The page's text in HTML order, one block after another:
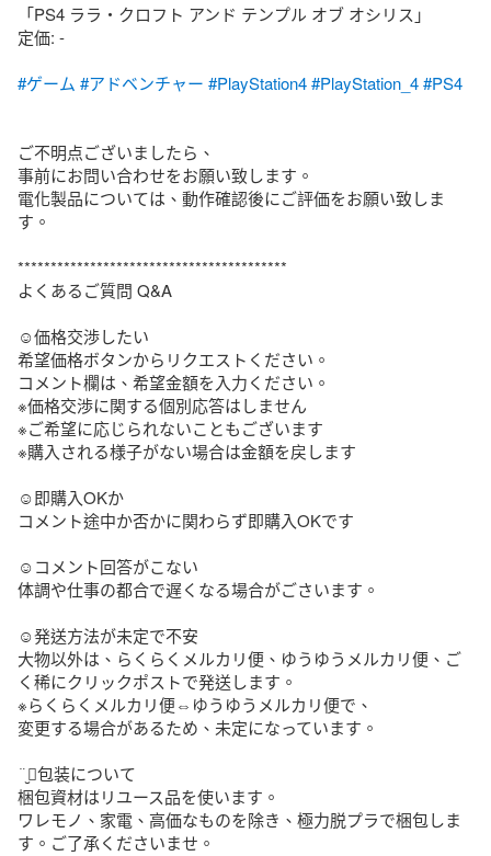
「PS4 ララ・クロフト アンド テンプル オブ オシリス」
定価: -
#ゲーム #アドベンチャー #PlayStation4#PlayStation_4#PS4
ご不明点ございましたら、
事前にお問い合わせをお願い致します。
電化製品については、動作確認後にご評価をお願い致しま
す。
*****************************************
よくあるご質問 Q&A
☺︎価格交渉したい
希望価格ボタンからリクエストください。
コメント欄は、希望金額を入力ください。
※価格交渉に関する個別応答はしません
※ご希望に応じられないこともございます
※購入される様子がない場合は金額を戻します
‪︎‬‪︎☺︎即購入OKか
コメント途中か否かに関わらず即購入OKです
‪︎‬‪︎☺︎コメント回答がこない
体調や仕事の都合で遅くなる場合がごさいます。
‪︎‬‪︎☺︎発送方法が未定で不安
大物以外は、らくらくメルカリ便、ゆうゆうメルカリ便、ご
く稀にクリックポストで発送します。
※らくらくメルカリ便⇔ゆうゆうメルカリ便で、
変更する場合があるため、未定になっています。
¨̮⃝包装について
梱包資材はリユース品を使います。
ワレモノ、家電、高価なものを除き、極力脱プラで梱包しま
す。ご了承くださいませ。